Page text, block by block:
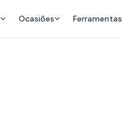
Ocasiões Ferramentas